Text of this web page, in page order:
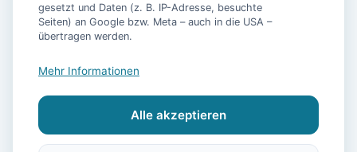
Geschirrspüler Terrasse
Wellness Kaffeemaschine Herdplatte
gesetzt und Daten (z. B. IP-Adresse, besuchte
Seiten) an Google bzw. Meta – auch in die USA –
übertragen werden.
Mehr Informationen
Alle akzeptieren